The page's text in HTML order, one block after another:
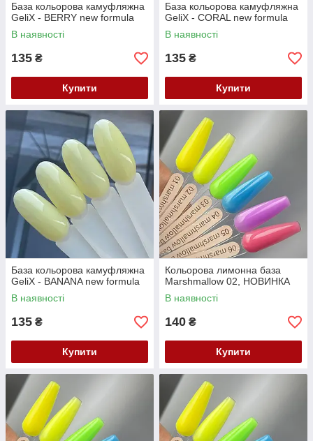
База кольорова камуфляжна
GeliX - BERRY new formula
В наявності
135 ₴
Купити
База кольорова камуфляжна
GeliX - CORAL new formula
В наявності
135 ₴
Купити
База кольорова камуфляжна
GeliX - BANANA new formula
В наявності
135 ₴
Купити
Кольорова лимонна база
Marshmallow 02, НОВИНКА
В наявності
140 ₴
Купити